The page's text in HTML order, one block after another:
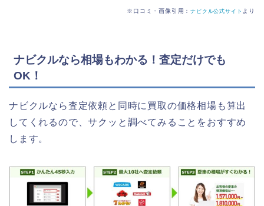
※口コミ・画像引用：ナビクル公式サイト より
ナビクルなら相場もわかる！査定だけでも
OK！
ナビクルなら査定依頼と同時に買取の価格相場も算出
してくれるので、サクッと調べてみることをおすすめ
します。